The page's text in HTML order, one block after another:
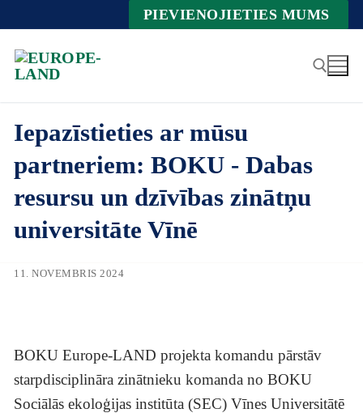
Inhalt
springen
PIEVIENOJIETIES MUMS
Iepazīstieties ar mūsu
partneriem: BOKU - Dabas
resursu un dzīvības zinātņu
universitāte Vīnē
11. NOVEMBRIS 2024
BOKU Europe-LAND projekta komandu pārstāv
starpdisciplināra zinātnieku komanda no BOKU
Sociālās ekoloģijas institūta (SEC) Vīnes Universitātē